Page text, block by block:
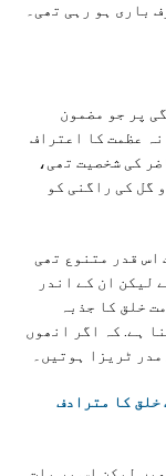
باری ہو رہی تھی۔
پر جو مضمون
عظمت کا اعتراف
کی شخصیت تھی،
گل کی راگنی کو
اس قدر متنوع تھی
لیکن ان کے اندر
خلق کا جذبہ
ہے. کہ اگر انھوں
ٹریزا ہوتیں۔
خلق کا مترادف